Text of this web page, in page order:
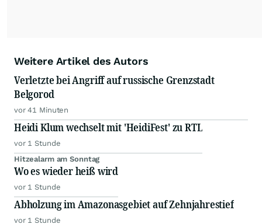
Weitere Artikel des Autors
Verletzte bei Angriff auf russische Grenzstadt
Belgorod
vor 41 Minuten
Heidi Klum wechselt mit 'HeidiFest' zu RTL
vor 1 Stunde
Hitzealarm am Sonntag
Wo es wieder heiß wird
vor 1 Stunde
Abholzung im Amazonasgebiet auf Zehnjahrestief
vor 1 Stunde